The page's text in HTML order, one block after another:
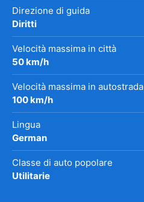
Direzione di guida
Diritti
Velocità massima in città
50 km/h
Velocità massima in autostrada
100 km/h
Lingua
German
Classe di auto popolare
Utilitarie